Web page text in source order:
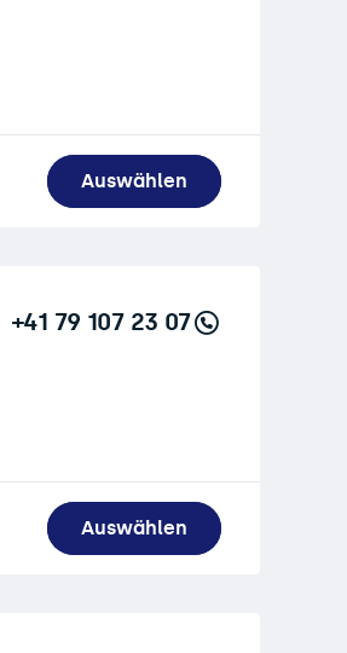
Auswählen
+41 79 107 23 07
Auswählen